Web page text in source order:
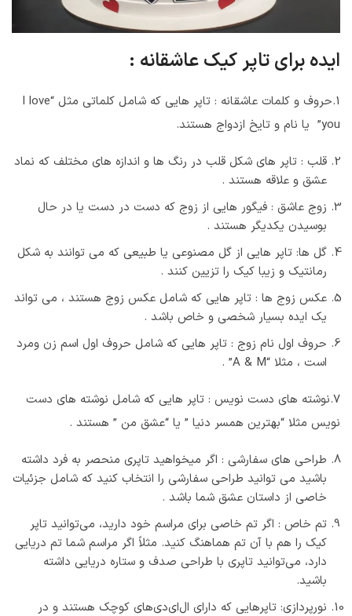
ایده برای تاپر کیک عاشقانه :
1.حروف و کلمات عاشقانه : تاپر هایی که شامل کلماتی مثل “I love
you” یا نام و تایخ ازدواج هستند.
قلب : تاپر های شکل قلب در رنگ ها و اندازه های مختلف که نماد
عشق و علاقه هستند .
زوج عاشق : فیگور هایی از زوج که دست در دست یا در حال
بوسیدن یکدیگر هستند .
گل ها: تاپر هایی از گل مصنوعی یا طبیعی که می توانند به شکل
رمانتیک و زیبا کیک را تزیین کنند .
عکس زوج ها : تاپر هایی که شامل عکس زوج هستند ، می تواند
یک ایده بسیار شخصی و خاص باشد .
حروف اول نام زوج : تاپر هایی که شامل حروف اول اسم زن ومرد
است ، مثلا “A & M” .
7.نوشته های دست نویس : تاپر هایی که شامل نوشته های دست
نویس مثلا “بهترین همسر دنیا ” یا “عشق من ” هستند .
طراحی های سفارشی : اگر میخواهید تاپری منحصر به فرد داشته
باشید می توانید طراحی سفارشی را انتخاب کنید که شامل جزئیات
خاصی از داستان عشق شما باشد .
تم خاص : اگر تم خاصی برای مراسم خود دارید، می‌توانید تاپر
کیک را هم با آن تم هماهنگ کنید. مثلاً اگر مراسم شما تم دریایی
دارد، می‌توانید تاپری با طراحی صدف و ستاره دریایی داشته
باشید.
نورپردازی: تاپرهایی که دارای ال‌ای‌دی‌های کوچک هستند و در